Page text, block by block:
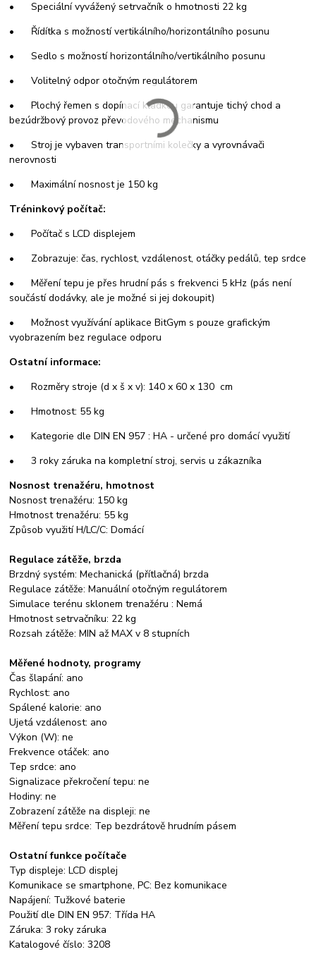
• Speciální vyvážený setrvačník o hmotnosti 22 kg
• Řídítka s možností vertikálního/horizontálního posunu
• Sedlo s možností horizontálního/vertikálního posunu
• Volitelný odpor otočným regulátorem
• Plochý řemen s dopínací kladkou garantuje tichý chod a
bezúdržbový provoz převodového mechanismu
• Stroj je vybaven transportními kolečky a vyrovnávači
nerovnosti
• Maximální nosnost je 150 kg
Tréninkový počítač:
• Počítač s LCD displejem
• Zobrazuje: čas, rychlost, vzdálenost, otáčky pedálů, tep srdce
• Měření tepu je přes hrudní pás s frekvenci 5 kHz (pás není
součástí dodávky, ale je možné si jej dokoupit)
• Možnost využívání aplikace BitGym s pouze grafickým
vyobrazením bez regulace odporu
Ostatní informace:
• Rozměry stroje (d x š x v): 140 x 60 x 130 cm
• Hmotnost: 55 kg
• Kategorie dle DIN EN 957 : HA - určené pro domácí využití
• 3 roky záruka na kompletní stroj, servis u zákazníka
Nosnost trenažéru, hmotnost
Nosnost trenažéru: 150 kg
Hmotnost trenažéru: 55 kg
Způsob využití H/LC/C: Domácí
Regulace zátěže, brzda
Brzdný systém: Mechanická (přítlačná) brzda
Regulace zátěže: Manuální otočným regulátorem
Simulace terénu sklonem trenažéru : Nemá
Hmotnost setrvačníku: 22 kg
Rozsah zátěže: MIN až MAX v 8 stupních
Měřené hodnoty, programy
Čas šlapání: ano
Rychlost: ano
Spálené kalorie: ano
Ujetá vzdálenost: ano
Výkon (W): ne
Frekvence otáček: ano
Tep srdce: ano
Signalizace překročení tepu: ne
Hodiny: ne
Zobrazení zátěže na displeji: ne
Měření tepu srdce: Tep bezdrátově hrudním pásem
Ostatní funkce počítače
Typ displeje: LCD displej
Komunikace se smartphone, PC: Bez komunikace
Napájení: Tužkové baterie
Použití dle DIN EN 957: Třída HA
Záruka: 3 roky záruka
Katalogové číslo: 3208